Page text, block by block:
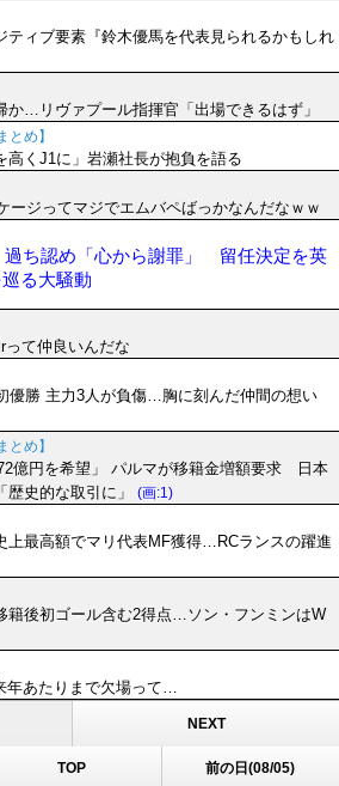
ティブ要素『鈴木優馬を代表見られるかもしれ
か…リヴァプール指揮官「出場できるはず」
め】
くJ1に」岩瀬社長が抱負を語る
ージってマジでエムバペばっかなんだなｗｗ
過ち認め「心から謝罪」 留任決定を英
る大騒動
って仲良いんだな
優勝 主力3人が負傷…胸に刻んだ仲間の想い
め】
億円を希望」 パルマが移籍金増額要求 日本
史的な取引に」
(画:1)
上最高額でマリ代表MF獲得…RCランスの躍進
籍後初ゴール含む2得点…ソン・フンミンはW
年あたりまで欠場って…
NEXT
TOP 前の日(08/05)